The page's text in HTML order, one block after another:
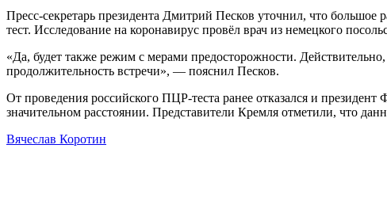
Пресс-секретарь президента Дмитрий Песков уточнил, что
тест. Исследование на коронавирус провёл врач из немецкого
«Да, будет также режим с мерами предосторожности.
продолжительность встречи», — пояснил Песков.
От проведения российского ПЦР-теста ранее отказался и
значительном расстоянии. Представители Кремля отметили, что
Вячеслав Коротин